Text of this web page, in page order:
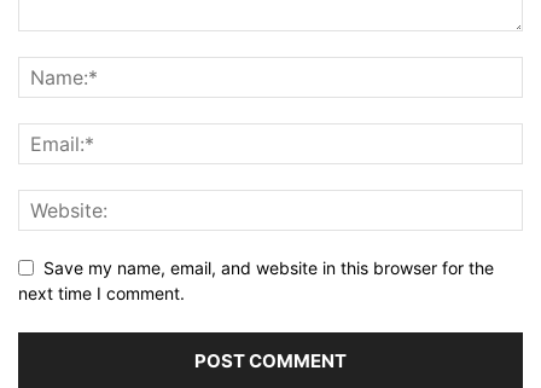
Save my name, email, and website in this browser for the
next time I comment.